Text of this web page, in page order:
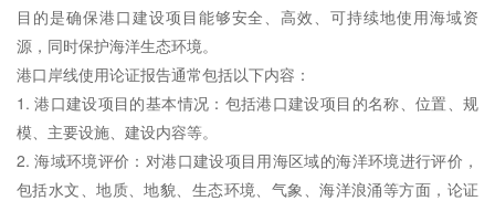
目的是确保港口建设项目能够安全、高效、可持续地使用海域资
源，同时保护海洋生态环境。
港口岸线使用论证报告通常包括以下内容：
1. 港口建设项目的基本情况：包括港口建设项目的名称、位置、规
模、主要设施、建设内容等。
2. 海域环境评价：对港口建设项目用海区域的海洋环境进行评价，
包括水文、地质、地貌、生态环境、气象、海洋浪涌等方面，论证